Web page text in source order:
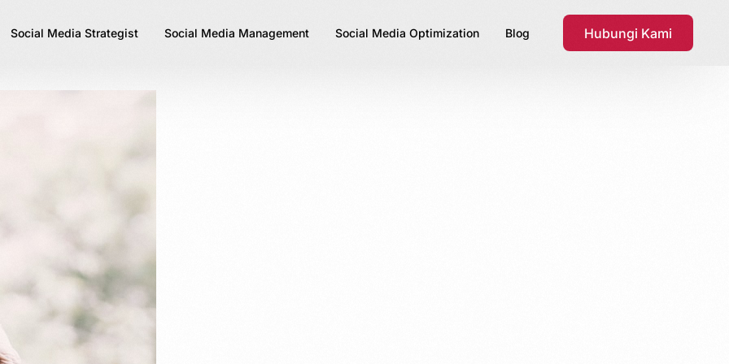
Social Media Strategist Social Media Management Social Media Optimization Blog Hubungi Kami